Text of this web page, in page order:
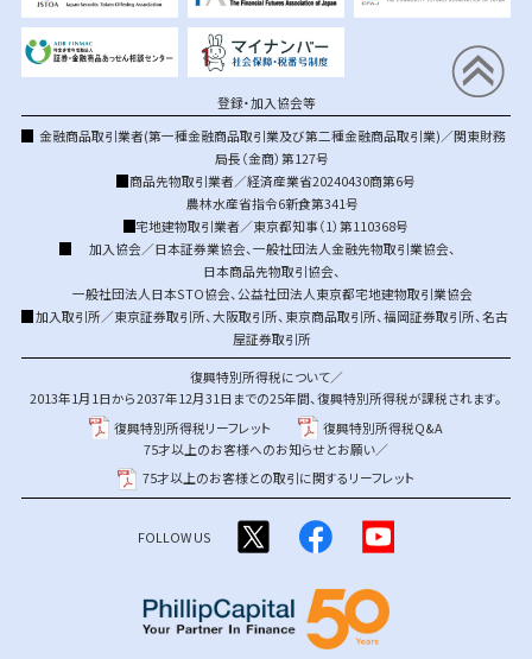
登録・加入協会等
金融商品取引業者(第一種金融商品取引業及び第二種金融商品取引業)／関東財務
局長（金商）第127号
商品先物取引業者／経済産業省20240430商第6号
農林水産省指令6新食第341号
宅地建物取引業者／東京都知事（1）第110368号
加入協会／日本証券業協会、 一般社団法人金融先物取引業協会、
日本商品先物取引協会、
一般社団法人日本STO協会、 公益社団法人東京都宅地建物取引業協会
加入取引所／東京証券取引所、大阪取引所、 東京商品取引所、福岡証券取引所、名古
屋証券取引所
復興特別所得税について／
2013年1月1日から2037年12月31日までの25年間、復興特別所得税が課税されます。
復興特別所得税リーフレット
復興特別所得税Q&A
75才以上のお客様へのお知らせとお願い／
75才以上のお客様との取引に関するリーフレット
FOLLOW US